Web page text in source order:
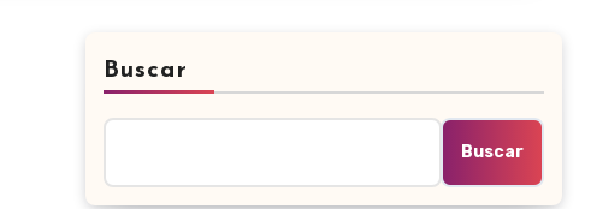
Buscar
Buscar